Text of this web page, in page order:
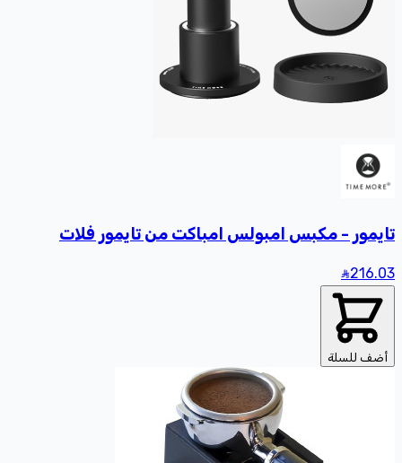
تايمور - مكبس امبولس امباكت من تايمور فلات
216.03
أضف للسلة